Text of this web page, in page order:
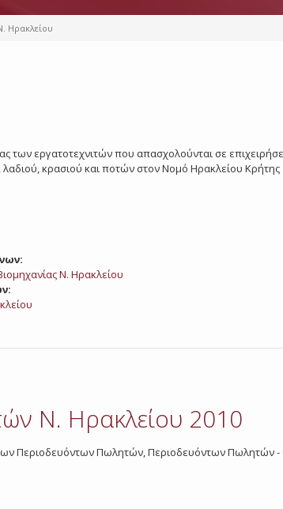
Ηρακλείου
των εργατοτεχνιτών που απασχολούνται σε
κρασιού και ποτών στον Νομό Ηρακλείου Κρήτης
Ν. Ηρακλείου
Ν. Ηρακλείου 2010
των Περιοδευόντων Πωλητών, Περιοδευόντων